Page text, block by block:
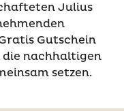
Julius
Gutschein
die nachhaltigen
setzen.